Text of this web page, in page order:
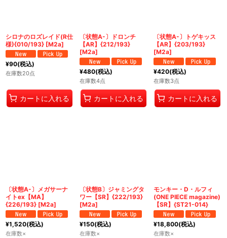
シロナのロズレイド(R仕
様){010/193} [M2a]
¥90(税込)
在庫数20点
カートに入れる
〔状態A-〕ドロンチ
【AR】{212/193}
[M2a]
¥480(税込)
在庫数4点
カートに入れる
〔状態A-〕トゲキッス
【AR】{203/193}
[M2a]
¥420(税込)
在庫数3点
カートに入れる
〔状態A-〕メガサーナ
イトex【MA】
{226/193} [M2a]
¥1,520(税込)
在庫数×
〔状態B〕ジャミングタ
ワー【SR】{222/193}
[M2a]
¥150(税込)
在庫数×
モンキー・D・ルフィ
(ONE PIECE magazine)
【SR】{ST21-014}
¥18,800(税込)
在庫数×